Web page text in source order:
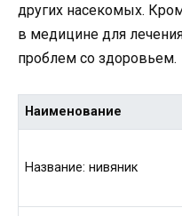
других насекомых.
в медицине для
проблем со здоровьем.
Наименование
Название: нивяник